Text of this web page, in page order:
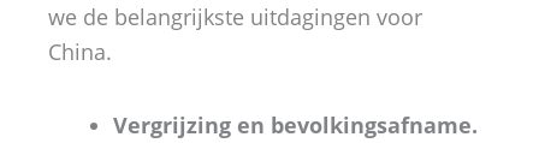
we de belangrijkste uitdagingen voor
China.
Vergrijzing en bevolkingsafname.